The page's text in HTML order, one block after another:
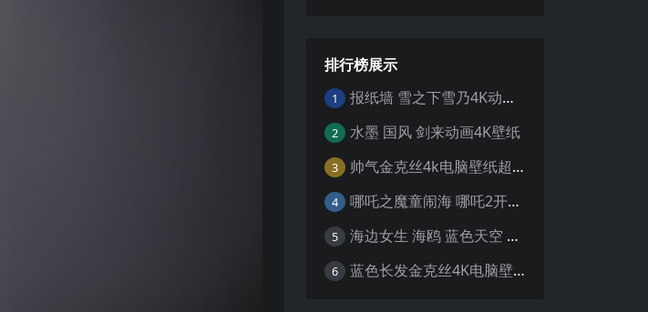
排行榜展示
1 报纸墙 雪之下雪乃4K动漫壁纸
2 水墨 国风 剑来动画4K壁纸
3 帅气金克丝4k电脑壁纸超清
4 哪吒之魔童闹海 哪吒2开场4K壁纸
5 海边女生 海鸥 蓝色天空 4K壁纸
6 蓝色长发金克丝4K电脑壁纸